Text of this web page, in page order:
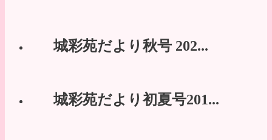
城彩苑だより秋号 202...
城彩苑だより初夏号201...